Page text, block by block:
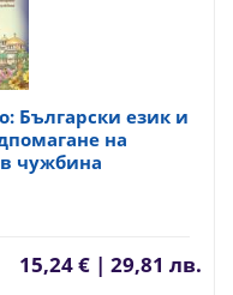
Български език и
на
чужбина
15,24 € | 29,81 лв.